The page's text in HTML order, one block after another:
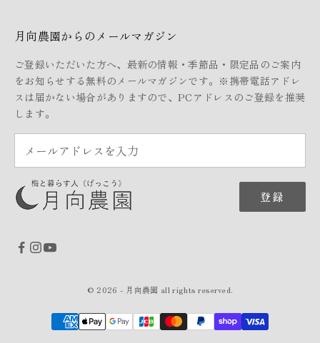
月向農園からのメールマガジン
ご登録いただいた方へ、最新の情報・季節品・限定品のご案内
をお知らせする無料のメールマガジンです。※携帯電話アドレ
スは届かない場合がありますので、PCアドレスのご登録を推奨
します。
登録
© 2026 - 月向農園 all rights reserved.